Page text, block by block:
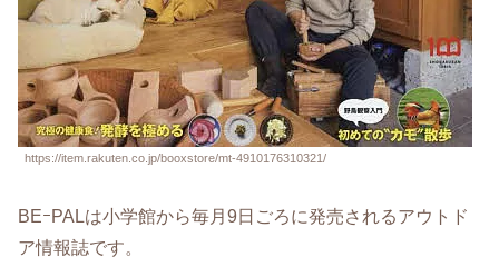
https://item.rakuten.co.jp/booxstore/mt-4910176310321/
BEｰPALは小学館から毎月9日ごろに発売されるアウトド
ア情報誌です。